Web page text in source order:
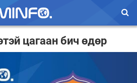
цагаан бич өдөр